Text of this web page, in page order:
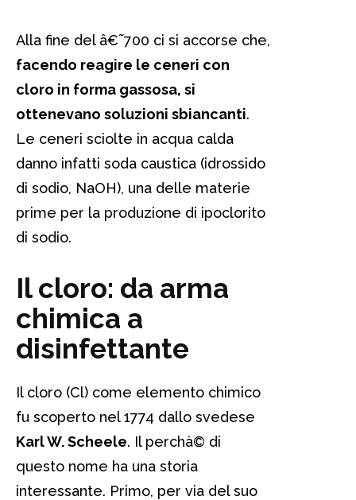
Alla fine del â€˜700 ci si accorse che,
facendo reagire le ceneri con
cloro in forma gassosa, si
ottenevano soluzioni sbiancanti.
Le ceneri sciolte in acqua calda
danno infatti soda caustica (idrossido
di sodio, NaOH), una delle materie
prime per la produzione di ipoclorito
di sodio.
Il cloro: da arma
chimica a
disinfettante
Il cloro (Cl) come elemento chimico
fu scoperto nel 1774 dallo svedese
Karl W. Scheele. Il perchà© di
questo nome ha una storia
interessante. Primo, per via del suo